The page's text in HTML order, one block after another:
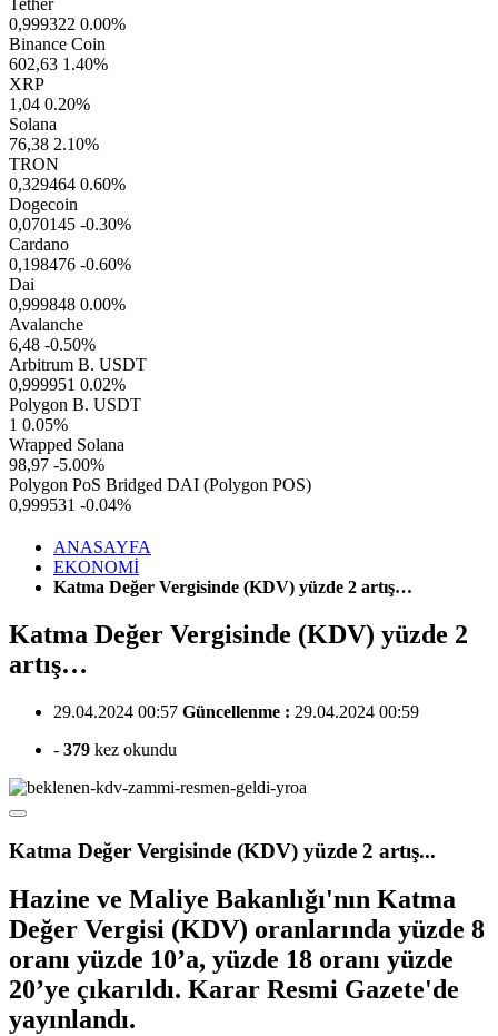
Tether
0,999322 0.00%
Binance Coin
602,63 1.40%
XRP
1,04 0.20%
Solana
76,38 2.10%
TRON
0,329464 0.60%
Dogecoin
0,070145 -0.30%
Cardano
0,198476 -0.60%
Dai
0,999848 0.00%
Avalanche
6,48 -0.50%
Arbitrum B. USDT
0,999951 0.02%
Polygon B. USDT
1 0.05%
Wrapped Solana
98,97 -5.00%
Polygon PoS Bridged DAI (Polygon POS)
0,999531 -0.04%
ANASAYFA
EKONOMİ
Katma Değer Vergisinde (KDV) yüzde 2 artış…
Katma Değer Vergisinde (KDV) yüzde 2
artış…
29.04.2024 00:57 Güncellenme : 29.04.2024 00:59
- 379 kez okundu
Katma Değer Vergisinde (KDV) yüzde 2 artış...
Hazine ve Maliye Bakanlığı'nın Katma
Değer Vergisi (KDV) oranlarında yüzde 8
oranı yüzde 10’a, yüzde 18 oranı yüzde
20’ye çıkarıldı. Karar Resmi Gazete'de
yayınlandı.